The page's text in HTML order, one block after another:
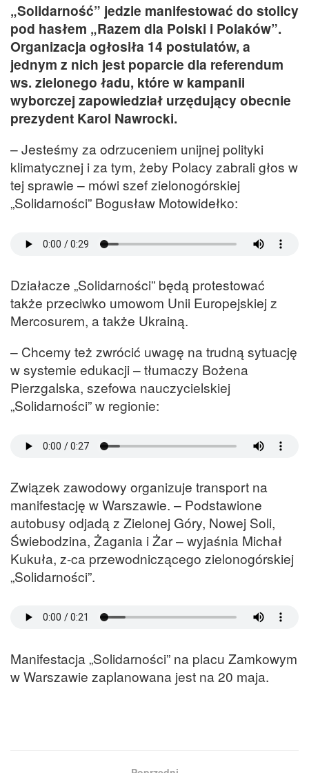
„Solidarność” jedzie manifestować do stolicy
pod hasłem „Razem dla Polski i Polaków”.
Organizacja ogłosiła 14 postulatów, a
jednym z nich jest poparcie dla referendum
ws. zielonego ładu, które w kampanii
wyborczej zapowiedział urzędujący obecnie
prezydent Karol Nawrocki.
– Jesteśmy za odrzuceniem unijnej polityki
klimatycznej i za tym, żeby Polacy zabrali głos w
tej sprawie – mówi szef zielonogórskiej
„Solidarności” Bogusław Motowidełko:
Działacze „Solidarności” będą protestować
także przeciwko umowom Unii Europejskiej z
Mercosurem, a także Ukrainą.
– Chcemy też zwrócić uwagę na trudną sytuację
w systemie edukacji – tłumaczy Bożena
Pierzgalska, szefowa nauczycielskiej
„Solidarności” w regionie:
Związek zawodowy organizuje transport na
manifestację w Warszawie. – Podstawione
autobusy odjadą z Zielonej Góry, Nowej Soli,
Świebodzina, Żagania i Żar – wyjaśnia Michał
Kukuła, z-ca przewodniczącego zielonogórskiej
„Solidarności”.
Manifestacja „Solidarności” na placu Zamkowym
w Warszawie zaplanowana jest na 20 maja.